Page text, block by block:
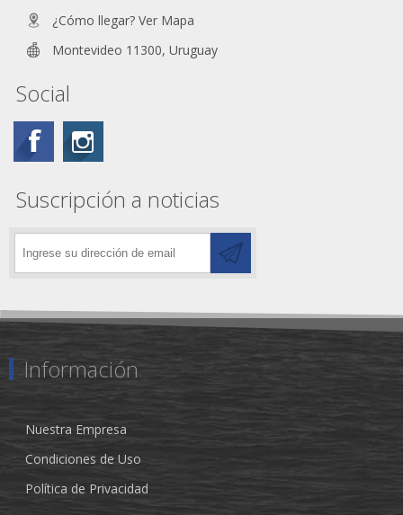
¿Cómo llegar? Ver Mapa
Montevideo 11300, Uruguay
Social
Suscripción a noticias
Información
Nuestra Empresa
Condiciones de Uso
Política de Privacidad